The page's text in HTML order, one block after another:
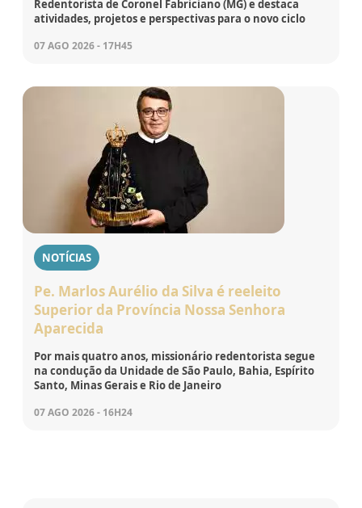
Redentorista de Coronel Fabriciano (MG) e destaca
atividades, projetos e perspectivas para o novo ciclo
07 AGO 2026 - 17H45
NOTÍCIAS
Pe. Marlos Aurélio da Silva é reeleito
Superior da Província Nossa Senhora
Aparecida
Por mais quatro anos, missionário redentorista segue
na condução da Unidade de São Paulo, Bahia, Espírito
Santo, Minas Gerais e Rio de Janeiro
07 AGO 2026 - 16H24